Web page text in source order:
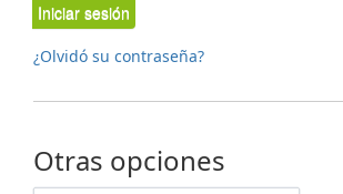
Iniciar sesión
¿Olvidó su contraseña?
Otras opciones